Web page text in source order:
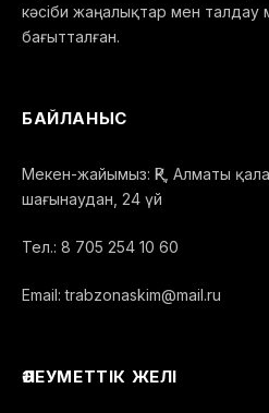
кәсіби жаңалықтар мен талдау
бағытталған.
БАЙЛАНЫС
Мекен-жайымыз: ҚР, Алматы
шағынаудан, 24 үй
Тел.: 8 705 254 10 60
Email: trabzonaskim@mail.ru
ӘЛЕУМЕТТІК ЖЕЛІ